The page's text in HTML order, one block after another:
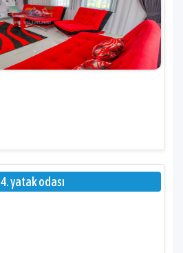
4. yatak odası